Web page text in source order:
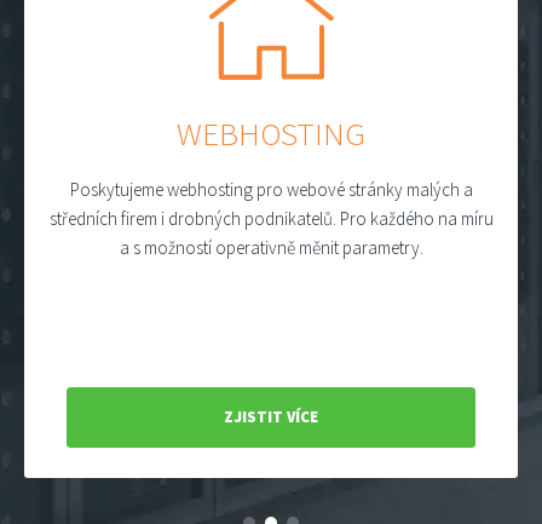
WEBHOSTING
Poskytujeme webhosting pro webové stránky malých a
středních firem i drobných podnikatelů. Pro každého na míru
a s možností operativně měnit parametry.
ZJISTIT VÍCE